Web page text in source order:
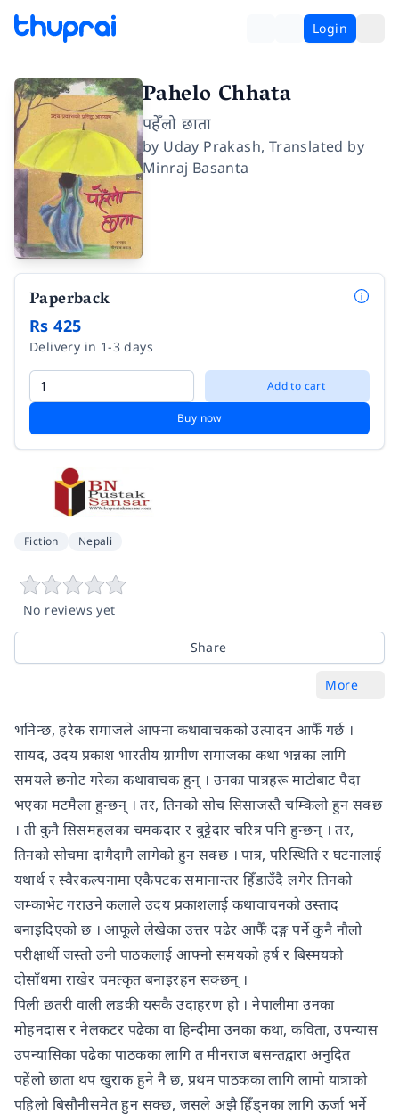
Login
Pahelo Chhata
पहेँलो छाता
by Uday Prakash, Translated by
Minraj Basanta
Paperback
Rs 425
Delivery in 1-3 days
Add to cart
Buy now
Fiction Nepali
No reviews yet
Share
More
भनिन्छ, हरेक समाजले आफ्ना कथावाचकको उत्पादन आफैँ गर्छ ।
सायद, उदय प्रकाश भारतीय ग्रामीण समाजका कथा भन्नका लागि
समयले छनोट गरेका कथावाचक हुन् । उनका पात्रहरू माटोबाट पैदा
भएका मटमैला हुन्छन् । तर, तिनको सोच सिसाजस्तै चम्किलो हुन सक्छ
। ती कुनै सिसमहलका चमकदार र बुट्टेदार चरित्र पनि हुन्छन् । तर,
तिनको सोचमा दागैदागै लागेको हुन सक्छ । पात्र, परिस्थिति र घटनालाई
यथार्थ र स्वैरकल्पनामा एकैपटक समानान्तर हिँडाउँदै लगेर तिनको
जम्काभेट गराउने कलाले उदय प्रकाशलाई कथावाचनको उस्ताद
बनाइदिएको छ । आफूले लेखेका उत्तर पढेर आफैँ दङ्ग पर्ने कुनै नौलो
परीक्षार्थी जस्तो उनी पाठकलाई आफ्नो समयको हर्ष र बिस्मयको
दोसाँधमा राखेर चमत्कृत बनाइरहन सक्छन् ।
पिली छतरी वाली लडकी यसकै उदाहरण हो । नेपालीमा उनका
मोहनदास र नेलकटर पढेका वा हिन्दीमा उनका कथा, कविता, उपन्यास
उपन्यासिका पढेका पाठकका लागि त मीनराज बसन्तद्वारा अनुदित
पहेंलो छाता थप खुराक हुने नै छ, प्रथम पाठकका लागि लामो यात्राको
पहिलो बिसौनीसमेत हुन सक्छ, जसले अझै हिँड्नका लागि ऊर्जा भर्ने